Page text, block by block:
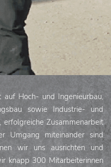
auf Hoch- und Ingenieurbau,
sowie Industrie- und
erfolgreiche Zusammenarbeit
Umgang miteinander sind
wir uns ausrichten und
knapp 300 Mitarbeiterinnen